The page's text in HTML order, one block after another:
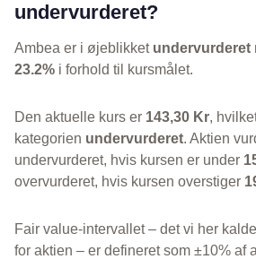
undervurderet?
Ambea er i øjeblikket undervurderet
23.2% i forhold til kursmålet.
Den aktuelle kurs er 143,30 Kr,
kategorien undervurderet. Aktien
undervurderet, hvis kursen er under
overvurderet, hvis kursen overstiger
Fair value-intervallet – det vi her
for aktien – er defineret som ±10% af